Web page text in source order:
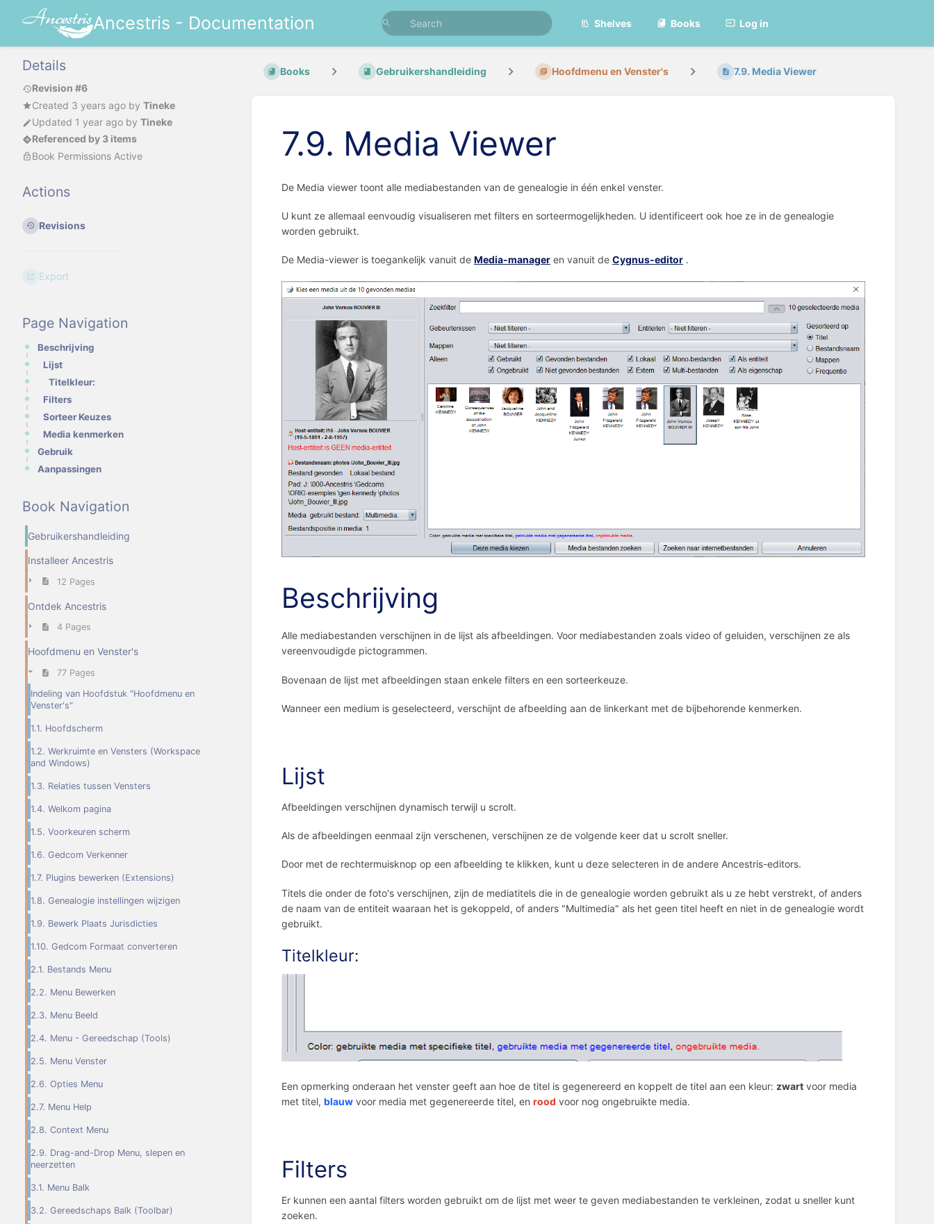
Ancestris - Documentation Shelves Books Log in
Details
Revision #6
Created 3 years ago by Tineke
Updated 1 year ago by Tineke
Referenced by 3 items
Book Permissions Active
Actions
Revisions
Export
Page Navigation
Beschrijving
Lijst
Titelkleur:
Filters
Sorteer Keuzes
Media kenmerken
Gebruik
Aanpassingen
Book Navigation
Gebruikershandleiding
Installeer Ancestris
12 Pages
Ontdek Ancestris
4 Pages
Hoofdmenu en Venster's
77 Pages
Indeling van Hoofdstuk "Hoofdmenu en
Venster's"
1.1. Hoofdscherm
1.2. Werkruimte en Vensters (Workspace
and Windows)
1.3. Relaties tussen Vensters
1.4. Welkom pagina
1.5. Voorkeuren scherm
1.6. Gedcom Verkenner
1.7. Plugins bewerken (Extensions)
1.8. Genealogie instellingen wijzigen
1.9. Bewerk Plaats Jurisdicties
1.10. Gedcom Formaat converteren
2.1. Bestands Menu
2.2. Menu Bewerken
2.3. Menu Beeld
2.4. Menu - Gereedschap (Tools)
2.5. Menu Venster
2.6. Opties Menu
2.7. Menu Help
2.8. Context Menu
2.9. Drag-and-Drop Menu, slepen en
neerzetten
3.1. Menu Balk
3.2. Gereedschaps Balk (Toolbar)
Books Gebruikershandleiding Hoofdmenu en Venster's 7.9. Media Viewer
7.9. Media Viewer
De Media viewer toont alle mediabestanden van de genealogie in één enkel venster.
U kunt ze allemaal eenvoudig visualiseren met filters en sorteermogelijkheden. U identificeert ook hoe ze in de genealogie
worden gebruikt.
De Media-viewer is toegankelijk vanuit de Media-manager en vanuit de Cygnus-editor .
Beschrijving
Alle mediabestanden verschijnen in de lijst als afbeeldingen. Voor mediabestanden zoals video of geluiden, verschijnen ze als
vereenvoudigde pictogrammen.
Bovenaan de lijst met afbeeldingen staan ​​enkele filters en een sorteerkeuze.
Wanneer een medium is geselecteerd, verschijnt de afbeelding aan de linkerkant met de bijbehorende kenmerken.
Lijst
Afbeeldingen verschijnen dynamisch terwijl u scrolt.
Als de afbeeldingen eenmaal zijn verschenen, verschijnen ze de volgende keer dat u scrolt sneller.
Door met de rechtermuisknop op een afbeelding te klikken, kunt u deze selecteren in de andere Ancestris-editors.
Titels die onder de foto's verschijnen, zijn de mediatitels die in de genealogie worden gebruikt als u ze hebt verstrekt, of anders
de naam van de entiteit waaraan het is gekoppeld, of anders "Multimedia" als het geen titel heeft en niet in de genealogie wordt
gebruikt.
Titelkleur:
Een opmerking onderaan het venster geeft aan hoe de titel is gegenereerd en koppelt de titel aan een kleur: zwart voor media
met titel, blauw voor media met gegenereerde titel, en rood voor nog ongebruikte media.
Filters
Er kunnen een aantal filters worden gebruikt om de lijst met weer te geven mediabestanden te verkleinen, zodat u sneller kunt
zoeken.